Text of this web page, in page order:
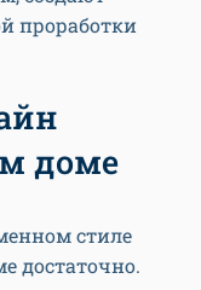
проработки
доме
стиле
достаточно.